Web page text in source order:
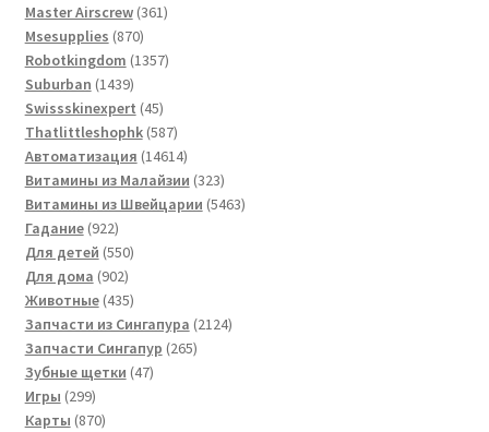
товаров
Master Airscrew 361361
Msesupplies 870870
товаров
Robotkingdom 13571357
Suburban 14391439
товаров
Swissskinexpert 4545
товаров
Thatlittleshophk 587587
товаров
Автоматизация 1461414614
товаров
Витамины из Малайзии 323323
товара
Витамины из Швейцарии 54635463
Гадание 922922
товара
Для детей 550550
Для дома 902902
товара
Животные 435435
товаров
Запчасти из Сингапура 21242124
Запчасти Сингапур 265265
Зубные щетки 4747
Игры 299299
товаров
Карты 870870